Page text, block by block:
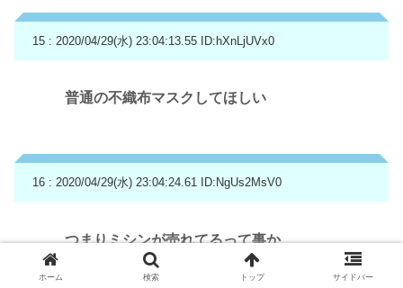
15 : 2020/04/29(水) 23:04:13.55 ID:hXnLjUVx0
普通の不織布マスクしてほしい
16 : 2020/04/29(水) 23:04:24.61 ID:NgUs2MsV0
つまりミシンが売れてるって事か
ホーム 検索 トップ サイドバー